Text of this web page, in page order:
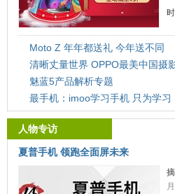
Moto Z 年年都送礼 今年送不同
清晰丈量世界 OPPO最美中国摄
魅蓝5产品解析专题
最手机：imoo学习手机 只为学习
人物专访
夏普手机 领跑全面屏未来